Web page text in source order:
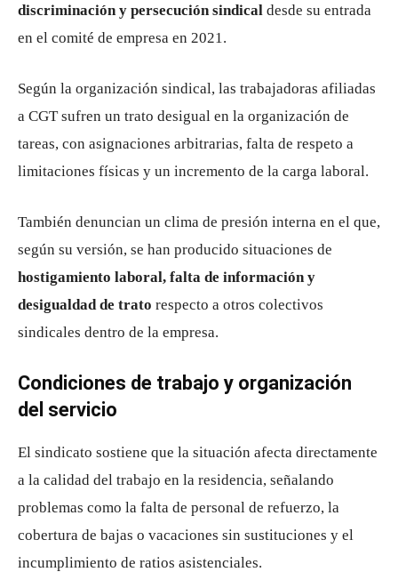
discriminación y persecución sindical desde su entrada
en el comité de empresa en 2021.
Según la organización sindical, las trabajadoras afiliadas
a CGT sufren un trato desigual en la organización de
tareas, con asignaciones arbitrarias, falta de respeto a
limitaciones físicas y un incremento de la carga laboral.
También denuncian un clima de presión interna en el que,
según su versión, se han producido situaciones de
hostigamiento laboral, falta de información y
desigualdad de trato respecto a otros colectivos
sindicales dentro de la empresa.
Condiciones de trabajo y organización
del servicio
El sindicato sostiene que la situación afecta directamente
a la calidad del trabajo en la residencia, señalando
problemas como la falta de personal de refuerzo, la
cobertura de bajas o vacaciones sin sustituciones y el
incumplimiento de ratios asistenciales.